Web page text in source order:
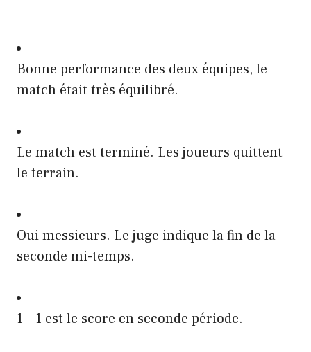
Bonne performance des deux équipes, le
match était très équilibré.
Le match est terminé. Les joueurs quittent
le terrain.
Oui messieurs. Le juge indique la fin de la
seconde mi-temps.
1 – 1 est le score en seconde période.